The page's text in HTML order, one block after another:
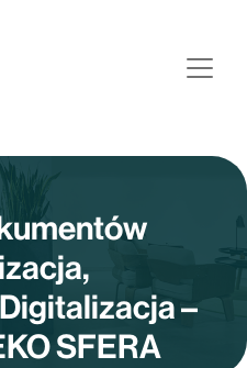
–
SFERA